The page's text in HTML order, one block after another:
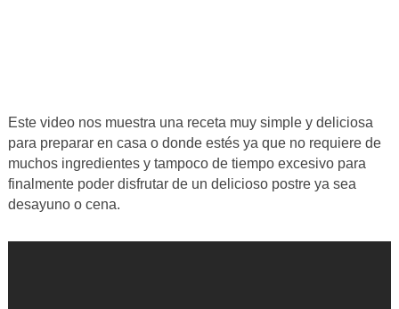
Este video nos muestra una receta muy simple y deliciosa
para preparar en casa o donde estés ya que no requiere de
muchos ingredientes y tampoco de tiempo excesivo para
finalmente poder disfrutar de un delicioso postre ya sea
desayuno o cena.